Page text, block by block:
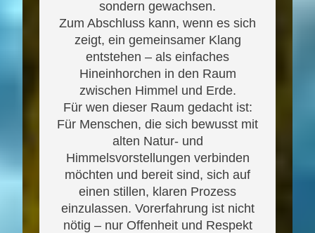
sondern gewachsen.
Zum Abschluss kann, wenn es sich
zeigt, ein gemeinsamer Klang
entstehen – als einfaches
Hineinhorchen in den Raum
zwischen Himmel und Erde.
Für wen dieser Raum gedacht ist:
Für Menschen, die sich bewusst mit
alten Natur- und
Himmelsvorstellungen verbinden
möchten und bereit sind, sich auf
einen stillen, klaren Prozess
einzulassen. Vorerfahrung ist nicht
nötig – nur Offenheit und Respekt